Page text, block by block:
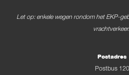
Let op: enkele wegen rondom het EKP-
vrachtverkeer.
Postadres
Postbus 120